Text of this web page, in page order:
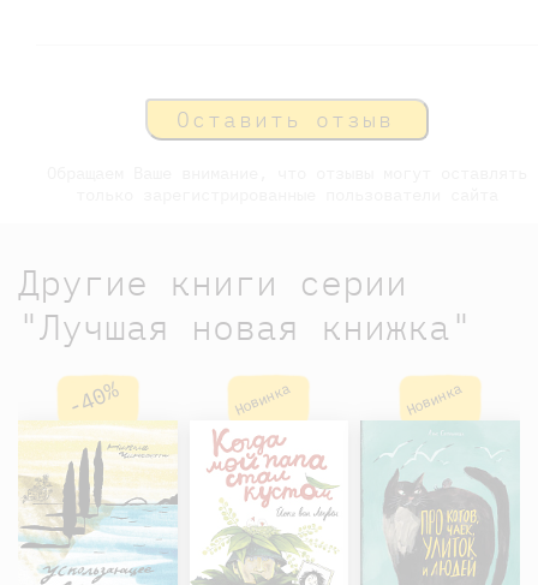
Оставить отзыв
Другие книги серии
"Лучшая новая книжка"
-40% Новинка Новинка